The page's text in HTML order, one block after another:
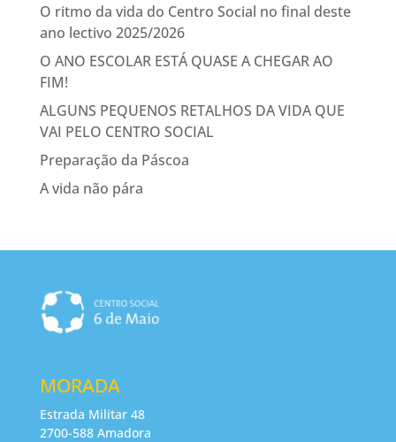
O ritmo da vida do Centro Social no final deste
ano lectivo 2025/2026
O ANO ESCOLAR ESTÁ QUASE A CHEGAR AO
FIM!
ALGUNS PEQUENOS RETALHOS DA VIDA QUE
VAI PELO CENTRO SOCIAL
Preparação da Páscoa
A vida não pára
MORADA
Estrada Militar 48
2700-588 Amadora